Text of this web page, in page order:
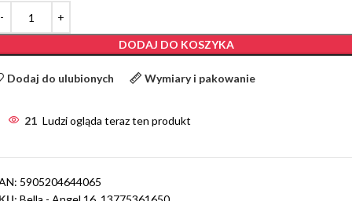
DODAJ DO KOSZYKA
Dodaj do ulubionych Wymiary i pakowanie
21 Ludzi ogląda teraz ten produkt
5905204644065